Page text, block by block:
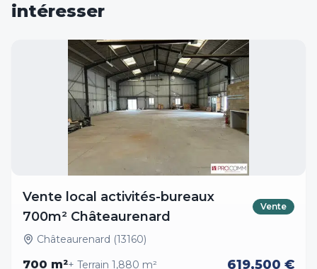
intéresser
Vente local activités-bureaux
700m² Châteaurenard
Vente
Châteaurenard (13160)
700 m²+ Terrain 1,880 m² 619,500 €